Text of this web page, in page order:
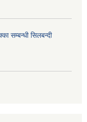
सम्बन्धी सिलबन्दी